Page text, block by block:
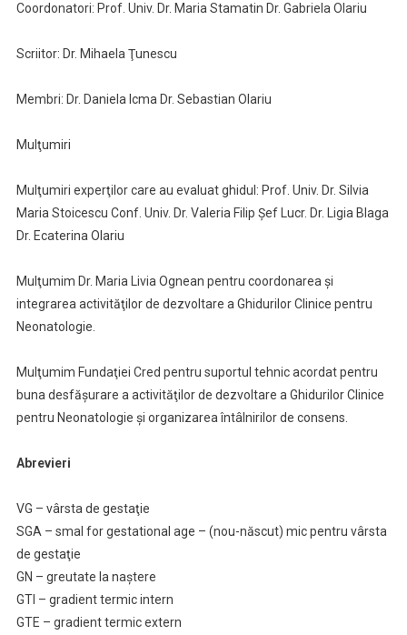
Coordonatori: Prof. Univ. Dr. Maria Stamatin Dr. Gabriela Olariu
Scriitor: Dr. Mihaela Ţunescu
Membri: Dr. Daniela Icma Dr. Sebastian Olariu
Mulţumiri
Mulţumiri experţilor care au evaluat ghidul: Prof. Univ. Dr. Silvia
Maria Stoicescu Conf. Univ. Dr. Valeria Filip Şef Lucr. Dr. Ligia Blaga
Dr. Ecaterina Olariu
Mulţumim Dr. Maria Livia Ognean pentru coordonarea şi
integrarea activităţilor de dezvoltare a Ghidurilor Clinice pentru
Neonatologie.
Mulţumim Fundaţiei Cred pentru suportul tehnic acordat pentru
buna desfăşurare a activităţilor de dezvoltare a Ghidurilor Clinice
pentru Neonatologie şi organizarea întâlnirilor de consens.
Abrevieri
VG – vârsta de gestaţie
SGA – smal for gestational age – (nou-născut) mic pentru vârsta
de gestaţie
GN – greutate la naştere
GTI – gradient termic intern
GTE – gradient termic extern